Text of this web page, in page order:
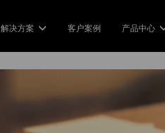
解决方案
解决方案 Industry Solution
支持多级商户的账务清分
客户案例 产品中心
产